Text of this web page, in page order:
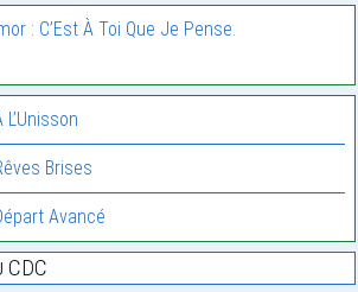
: C’Est À Toi Que Je Pense.
Brises
Avancé
CDC